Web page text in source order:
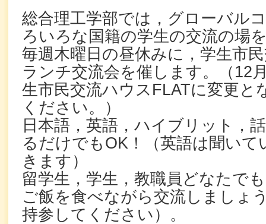
総合理工学部では，グローバル
ろいろな国籍の学生の交流の場
毎週木曜日の昼休みに，学生市
ランチ交流会を催します。（12
生市民交流ハウスFLATに変更と
ください。）
日本語，英語，ハイブリット，
るだけでもOK！（英語は聞い
きます）
留学生，学生，教職員どなたで
ご飯を食べながら交流しましょ
持参してください）。